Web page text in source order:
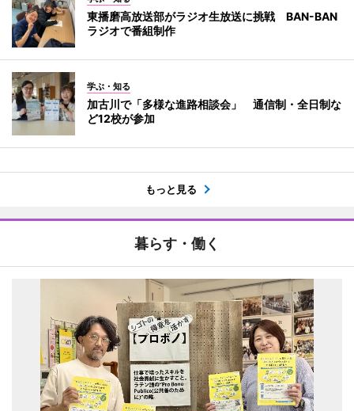
東播磨高放送部がラジオ生放送に挑戦 BAN-BAN
ラジオで番組制作
学ぶ・知る
加古川で「多様な進路相談会」 通信制・全日制な
ど12校が参加
もっと見る
暮らす・働く